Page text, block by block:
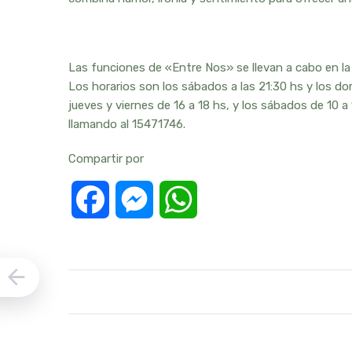
Las funciones de «Entre Nos» se llevan a cabo en
Los horarios son los sábados a las 21:30 hs y los
jueves y viernes de 16 a 18 hs, y los sábados de 10
llamando al 15471746.
Compartir por
Facebook Messenger